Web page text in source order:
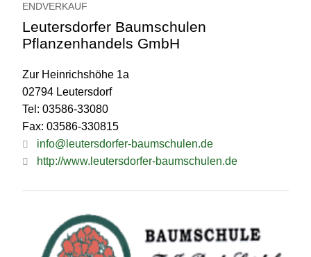
ENDVERKAUF
Leutersdorfer Baumschulen
Pflanzenhandels GmbH
Zur Heinrichshöhe 1a
02794 Leutersdorf
Tel: 03586-33080
Fax: 03586-330815
info@leutersdorfer-baumschulen.de
http://www.leutersdorfer-baumschulen.de